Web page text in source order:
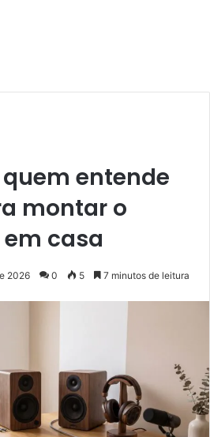
quem entende
montar o
casa
2026 0 5 7 minutos de leitura